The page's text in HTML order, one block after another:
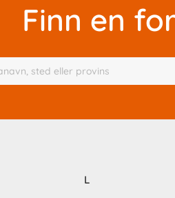
Finn en
L